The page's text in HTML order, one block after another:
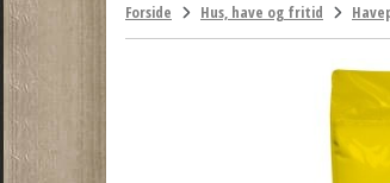
Forside Hus, have og fritid